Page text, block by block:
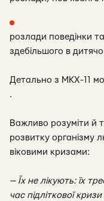
розлади поведінки
здебільшого в
Детально з МКХ-11
.
Важливо розуміти й
розвитку організму
віковими кризами:
— Їх не лікують: їх
час підліткової